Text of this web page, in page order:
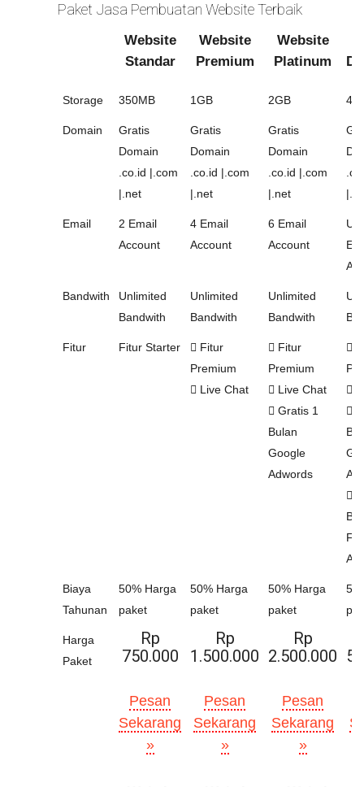
Paket Jasa Pembuatan Website Terbaik
Website
Standar
Website
Premium
Website
Platinum
Storage 350MB 1GB 2GB
Domain
Gratis
Domain
.co.id |.com
|.net
Gratis
Domain
.co.id |.com
|.net
Gratis
Domain
.co.id |.com
|.net
Email
2 Email
Account
4 Email
Account
6 Email
Account
Bandwith
Unlimited
Bandwith
Unlimited
Bandwith
Unlimited
Bandwith
Fitur Fitur Starter
Fitur
Premium
Live Chat
Fitur
Premium
Live Chat
Gratis 1
Bulan
Google
Adwords
Biaya
Tahunan
50% Harga
paket
50% Harga
paket
50% Harga
paket
Harga
Paket
Rp
750.000
Rp
1.500.000
Rp
2.500.000
Pesan
Sekarang
»
Pesan
Sekarang
»
Pesan
Sekarang
»